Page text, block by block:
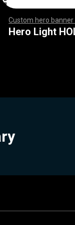
Custom hero banner
,,,,,,,,,,,,,,,,,,,,,,
,,,,,,,,,,,,,,,,,,,,,,
,,
Hero Light